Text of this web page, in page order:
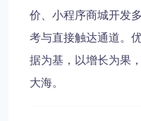
价、小程序商城开发
考与直接触达通道。
据为基，以增长为果
大海。